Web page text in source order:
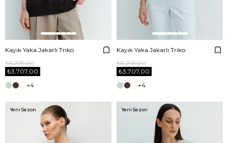
Kayık Yaka Jakarlı Triko
₺3.707,00
₺5.295,00
+4
Kayık Yaka Jakarlı Triko
₺3.707,00
₺5.295,00
+4
Yeni Sezon Yeni Sezon